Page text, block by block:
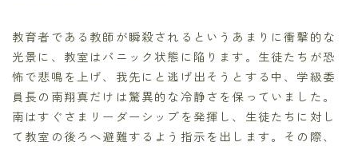
教育者である教師が瞬殺されるというあまりに衝撃的な
光景に、教室はパニック状態に陥ります。生徒たちが恐
怖で悲鳴を上げ、我先にと逃げ出そうとする中、学級委
員長の南翔真だけは驚異的な冷静さを保っていました。
南はすぐさまリーダーシップを発揮し、生徒たちに対し
て教室の後ろへ避難するよう指示を出します。その際、